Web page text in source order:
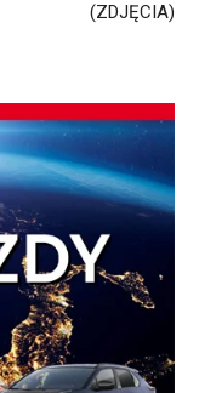
(ZDJĘCIA)